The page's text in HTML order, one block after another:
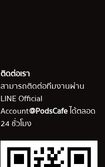
ติดต่อเรา
สามารถติดต่อทีมงานผ่าน
LINE Official
Account@PodsCafeได้ตลอด
24 ชั่วโมง